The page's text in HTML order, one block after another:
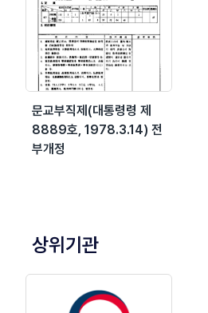
문교부직제(대통령령 제
8889호, 1978.3.14) 전
부개정
상위기관